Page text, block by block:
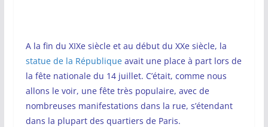
A la fin du XIXe siècle et au début du XXe siècle, la
statue de la Républiqueavait une place à part lors de
la fête nationale du 14 juillet. C’était, comme nous
allons le voir, une fête très populaire, avec de
nombreuses manifestations dans la rue, s’étendant
dans la plupart des quartiers de Paris.